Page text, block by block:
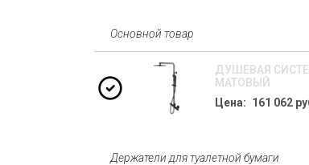
Основной товар
ДУШЕВАЯ
МАТОВЫЙ
Цена: 161 062
Держатели для туалетной бумаги